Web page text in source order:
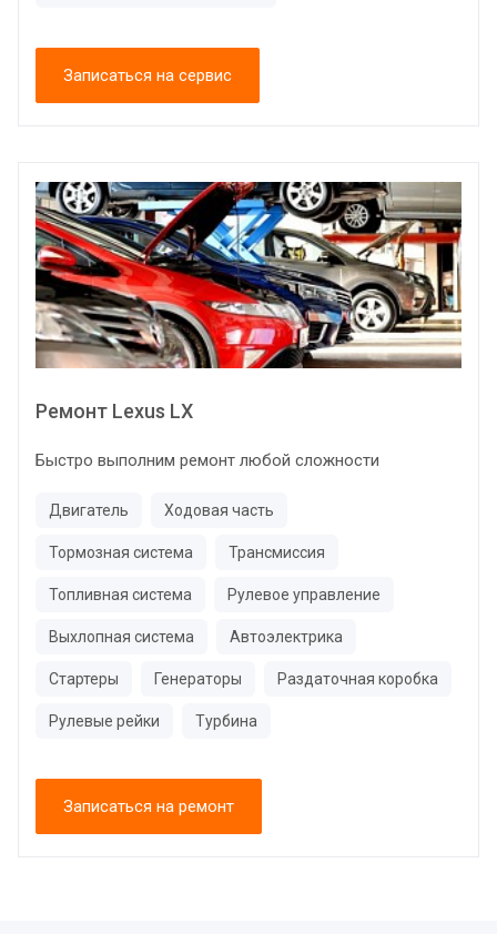
Записаться на сервис
Ремонт Lexus LX
Быстро выполним ремонт любой сложности
Двигатель Ходовая часть
Тормозная система Трансмиссия
Топливная система Рулевое управление
Выхлопная система Автоэлектрика
Стартеры Генераторы Раздаточная коробка
Рулевые рейки Турбина
Записаться на ремонт